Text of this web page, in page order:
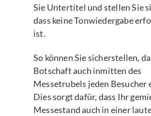
Sie Untertitel und stellen Sie
dass keine Tonwiedergabe
ist.
So können Sie sicherstellen,
Botschaft auch inmitten des
Messetrubels jeden Besucher
Dies sorgt dafür, dass Ihr
Messestand auch in einer